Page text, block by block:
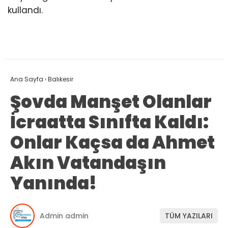
kullandı.
Ana Sayfa ›Balıkesir
Şovda Manşet Olanlar
İcraatta Sınıfta Kaldı:
Onlar Kaçsa da Ahmet
Akın Vatandaşın
Yanında!
Admin admin TÜM YAZILARI